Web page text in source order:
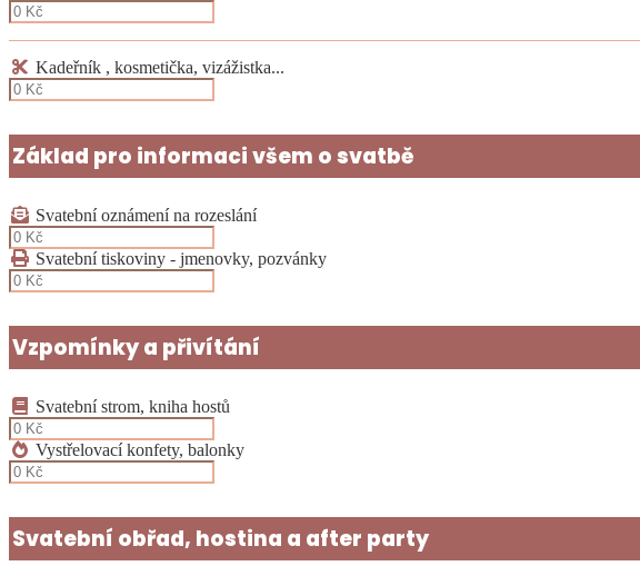
Kadeřník , kosmetička, vizážistka...
Základ pro informaci všem o svatbě
Svatební oznámení na rozeslání
Svatební tiskoviny - jmenovky, pozvánky
Vzpomínky a přivítání
Svatební strom, kniha hostů
Vystřelovací konfety, balonky
Svatební obřad, hostina a after party